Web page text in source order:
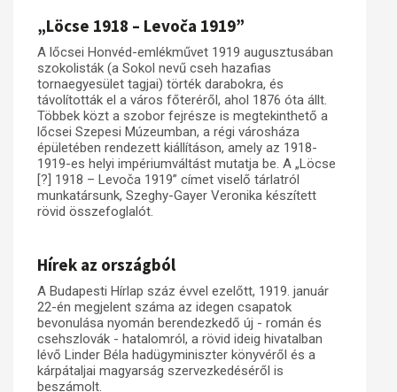
„Löcse 1918 – Levoča 1919”
A lőcsei Honvéd-emlékművet 1919 augusztusában
szokolisták (a Sokol nevű cseh hazafias
tornaegyesület tagjai) törték darabokra, és
távolították el a város főteréről, ahol 1876 óta állt.
Többek közt a szobor fejrésze is megtekinthető a
lőcsei Szepesi Múzeumban, a régi városháza
épületében rendezett kiállításon, amely az 1918-
1919-es helyi impériumváltást mutatja be. A „Löcse
[?] 1918 – Levoča 1919” címet viselő tárlatról
munkatársunk, Szeghy-Gayer Veronika készített
rövid összefoglalót.
Hírek az országból
A Budapesti Hírlap száz évvel ezelőtt, 1919. január
22-én megjelent száma az idegen csapatok
bevonulása nyomán berendezkedő új - román és
csehszlovák - hatalomról, a rövid ideig hivatalban
lévő Linder Béla hadügyminiszter könyvéről és a
kárpátaljai magyarság szervezkedéséről is
beszámolt.